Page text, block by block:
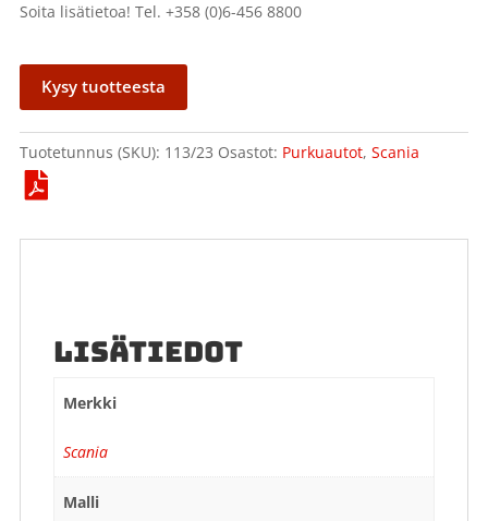
Soita lisätietoa! Tel. +358 (0)6-456 8800
Kysy tuotteesta
Tuotetunnus (SKU): 113/23 Osastot: Purkuautot, Scania
LISÄTIEDOT
Merkki
Scania
Malli